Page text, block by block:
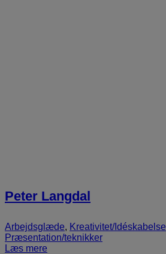
Peter Langdal
Arbejdsglæde, Kreativitet/Idéskabelse
Præsentation/teknikker
Læs mere